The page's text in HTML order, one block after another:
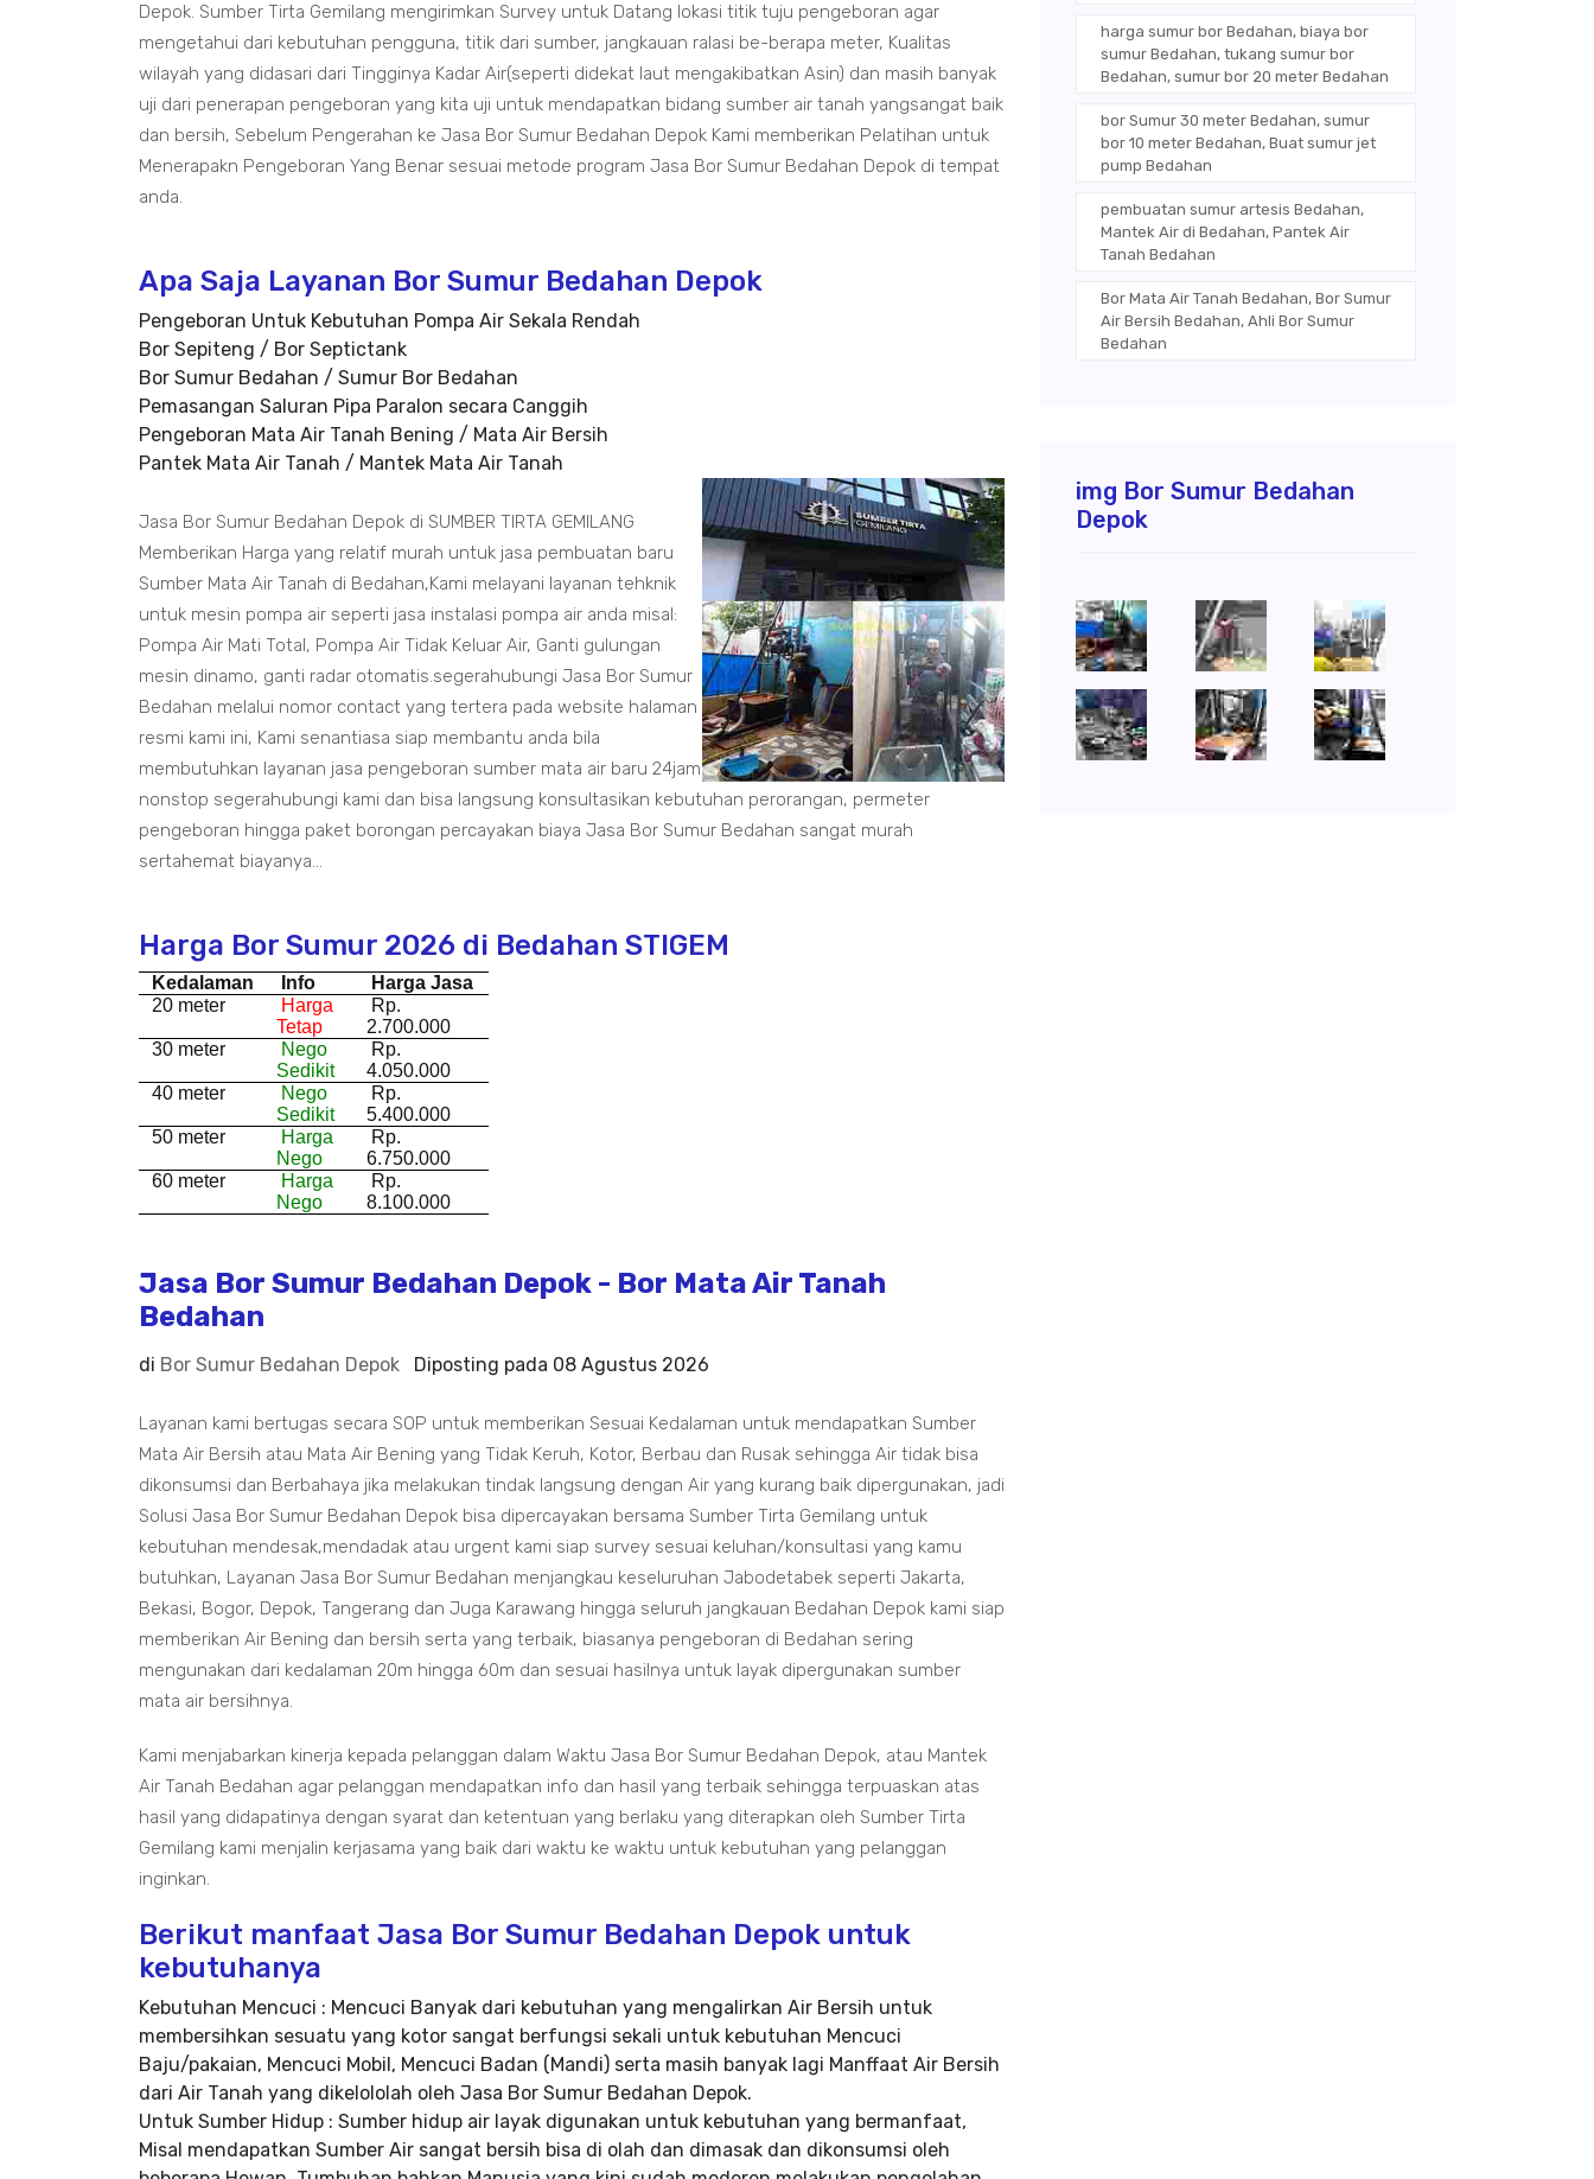
Depok. Sumber Tirta Gemilang mengirimkan Survey untuk Datang lokasi titik tuju pengeboran agar
mengetahui dari kebutuhan pengguna, titik dari sumber, jangkauan ralasi be-berapa meter, Kualitas
wilayah yang didasari dari Tingginya Kadar Air(seperti didekat laut mengakibatkan Asin) dan masih banyak
uji dari penerapan pengeboran yang kita uji untuk mendapatkan bidang sumber air tanah yangsangat baik
dan bersih, Sebelum Pengerahan ke Jasa Bor Sumur Bedahan Depok Kami memberikan Pelatihan untuk
Menerapakn Pengeboran Yang Benar sesuai metode program Jasa Bor Sumur Bedahan Depok di tempat
anda.
Apa Saja Layanan Bor Sumur Bedahan Depok
Pengeboran Untuk Kebutuhan Pompa Air Sekala Rendah
Bor Sepiteng / Bor Septictank
Bor Sumur Bedahan / Sumur Bor Bedahan
Pemasangan Saluran Pipa Paralon secara Canggih
Pengeboran Mata Air Tanah Bening / Mata Air Bersih
Pantek Mata Air Tanah / Mantek Mata Air Tanah
Jasa Bor Sumur Bedahan Depok di SUMBER TIRTA GEMILANG
Memberikan Harga yang relatif murah untuk jasa pembuatan baru
Sumber Mata Air Tanah di Bedahan,Kami melayani layanan tehknik
untuk mesin pompa air seperti jasa instalasi pompa air anda misal:
Pompa Air Mati Total, Pompa Air Tidak Keluar Air, Ganti gulungan
mesin dinamo, ganti radar otomatis.segerahubungi Jasa Bor Sumur
Bedahan melalui nomor contact yang tertera pada website halaman
resmi kami ini, Kami senantiasa siap membantu anda bila
membutuhkan layanan jasa pengeboran sumber mata air baru 24jam
nonstop segerahubungi kami dan bisa langsung konsultasikan kebutuhan perorangan, permeter
pengeboran hingga paket borongan percayakan biaya Jasa Bor Sumur Bedahan sangat murah
sertahemat biayanya...
Harga Bor Sumur 2026 di Bedahan STIGEM
Kedalaman Info
Harga Jasa
20 meter
Harga
Tetap
Rp.
2.700.000
30 meter
Nego
Sedikit
Rp.
4.050.000
40 meter
Nego
Sedikit
Rp.
5.400.000
50 meter
Harga
Nego
Rp.
6.750.000
60 meter
Harga
Nego
Rp.
8.100.000
Jasa Bor Sumur Bedahan Depok - Bor Mata Air Tanah
Bedahan
di Bor Sumur Bedahan Depok Diposting pada 08 Agustus 2026
Layanan kami bertugas secara SOP untuk memberikan Sesuai Kedalaman untuk mendapatkan Sumber
Mata Air Bersih atau Mata Air Bening yang Tidak Keruh, Kotor, Berbau dan Rusak sehingga Air tidak bisa
dikonsumsi dan Berbahaya jika melakukan tindak langsung dengan Air yang kurang baik dipergunakan, jadi
Solusi Jasa Bor Sumur Bedahan Depok bisa dipercayakan bersama Sumber Tirta Gemilang untuk
kebutuhan mendesak,mendadak atau urgent kami siap survey sesuai keluhan/konsultasi yang kamu
butuhkan, Layanan Jasa Bor Sumur Bedahan menjangkau keseluruhan Jabodetabek seperti Jakarta,
Bekasi, Bogor, Depok, Tangerang dan Juga Karawang hingga seluruh jangkauan Bedahan Depok kami siap
memberikan Air Bening dan bersih serta yang terbaik, biasanya pengeboran di Bedahan sering
mengunakan dari kedalaman 20m hingga 60m dan sesuai hasilnya untuk layak dipergunakan sumber
mata air bersihnya.
Kami menjabarkan kinerja kepada pelanggan dalam Waktu Jasa Bor Sumur Bedahan Depok, atau Mantek
Air Tanah Bedahan agar pelanggan mendapatkan info dan hasil yang terbaik sehingga terpuaskan atas
hasil yang didapatinya dengan syarat dan ketentuan yang berlaku yang diterapkan oleh Sumber Tirta
Gemilang kami menjalin kerjasama yang baik dari waktu ke waktu untuk kebutuhan yang pelanggan
inginkan.
Berikut manfaat Jasa Bor Sumur Bedahan Depok untuk
kebutuhanya
Kebutuhan Mencuci : Mencuci Banyak dari kebutuhan yang mengalirkan Air Bersih untuk
membersihkan sesuatu yang kotor sangat berfungsi sekali untuk kebutuhan Mencuci
Baju/pakaian, Mencuci Mobil, Mencuci Badan (Mandi) serta masih banyak lagi Manffaat Air Bersih
dari Air Tanah yang dikelololah oleh Jasa Bor Sumur Bedahan Depok.
Untuk Sumber Hidup : Sumber hidup air layak digunakan untuk kebutuhan yang bermanfaat,
Misal mendapatkan Sumber Air sangat bersih bisa di olah dan dimasak dan dikonsumsi oleh
harga sumur bor Bedahan, biaya bor
sumur Bedahan, tukang sumur bor
Bedahan, sumur bor 20 meter Bedahan
bor Sumur 30 meter Bedahan, sumur
bor 10 meter Bedahan, Buat sumur jet
pump Bedahan
pembuatan sumur artesis Bedahan,
Mantek Air di Bedahan, Pantek Air
Tanah Bedahan
Bor Mata Air Tanah Bedahan, Bor Sumur
Air Bersih Bedahan, Ahli Bor Sumur
Bedahan
img Bor Sumur Bedahan
Depok